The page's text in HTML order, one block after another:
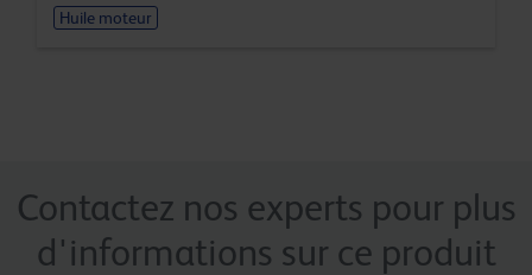
Huile moteur
Contactez nos experts pour plus
d'informations sur ce produit